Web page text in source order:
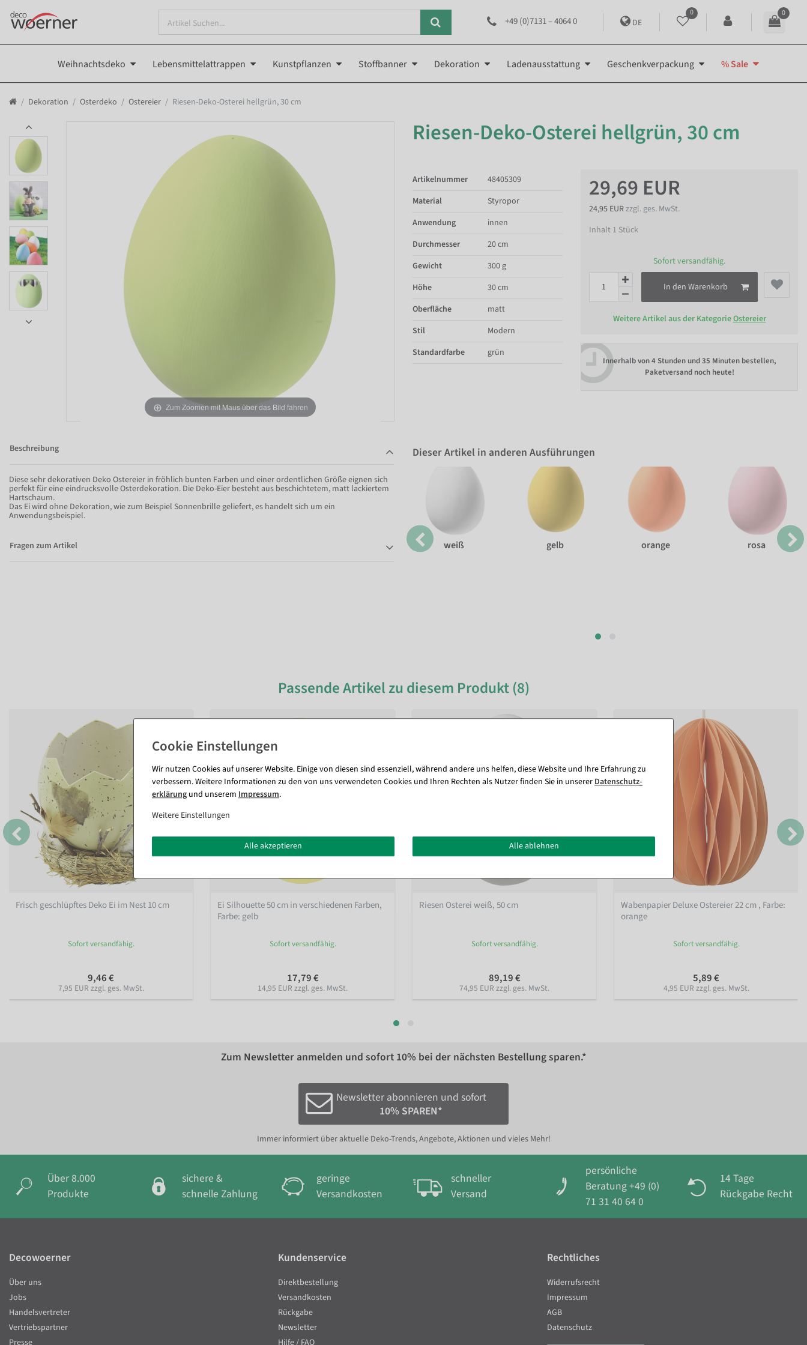
+49 (0)7131 – 4064 0 DE
0 0
Weihnachtsdeko Lebensmittelattrappen Kunstpflanzen Stoffbanner Dekoration Ladenausstattung Geschenkverpackung % Sale
Dekoration Osterdeko Ostereier Riesen-Deko-Osterei hellgrün, 30 cm
Zum Zoomen mit Maus über das Bild fahren
Riesen-Deko-Osterei hellgrün, 30 cm
29,69 EUR
24,95 EURzzgl. ges. MwSt.
Inhalt 1 Stück
Sofort versandfähig.
In den Warenkorb
Weitere Artikel aus der KategorieOstereier
Innerhalb von4 Stunden und 35 Minuten bestellen,
Paketversand noch heute!
Artikelnummer
48405309
Material
Styropor
Anwendung
innen
Durchmesser
20 cm
Gewicht
300 g
Höhe
30 cm
Oberfläche
matt
Stil
Modern
Standardfarbe
grün
Beschreibung
Diese sehr dekorativen Deko Ostereier in fröhlich bunten Farben und einer ordentlichen Größe eignen sich
perfekt für eine eindrucksvolle Osterdekoration. Die Deko-Eier besteht aus beschichtetem, matt lackiertem
Hartschaum.
Das Ei wird ohne Dekoration, wie zum Beispiel Sonnenbrille geliefert, es handelt sich um ein
Anwendungsbeispiel.
Fragen zum Artikel
Dieser Artikel in anderen Ausführungen
weiß gelb orange rosa
Passende Artikel zu diesem Produkt (8)
Frisch geschlüpftes Deko Ei im Nest 10 cm
Sofort versandfähig.
9,46 €
7,95 EUR zzgl. ges. MwSt.
Ei Silhouette 50 cm in verschiedenen Farben,
Farbe: gelb
Sofort versandfähig.
17,79 €
14,95 EUR zzgl. ges. MwSt.
Riesen Osterei weiß, 50 cm
Sofort versandfähig.
89,19 €
74,95 EUR zzgl. ges. MwSt.
Wabenpapier Deluxe Ostereier 22 cm, Farbe:
orange
Sofort versandfähig.
5,89 €
4,95 EUR zzgl. ges. MwSt.
Zum Newsletter anmelden und sofort 10% bei der nächsten Bestellung sparen.*
Newsletter abonnieren und sofort
10% SPAREN*
Immer informiert über aktuelle Deko-Trends, Angebote, Aktionen und vieles Mehr!
Über 8.000
Produkte
sichere &
schnelle Zahlung
geringe
Versandkosten
schneller
Versand
persönliche
Beratung +49 (0)
71 31 40 64 0
14 Tage
Rückgabe Recht
Wir nutzen Cookies auf unserer Website. Einige von diesen sind essenziell, während andere uns helfen, diese Website und Ihre Erfahrung zu
verbessern. Weitere Informationen zu den von uns verwendeten Cookies und Ihren Rechten als Nutzer finden Sie in unsererDaten­schutz­
erklärung und unserem Impressum.
Weitere Einstellungen
Alle akzeptieren Alle ablehnen
Decowoerner
Über uns
Jobs
Handelsvertreter
Vertriebspartner
Kundenservice
Direktbestellung
Versandkosten
Rückgabe
Newsletter
Rechtliches
Widerrufsrecht
Impressum
AGB
Datenschutz